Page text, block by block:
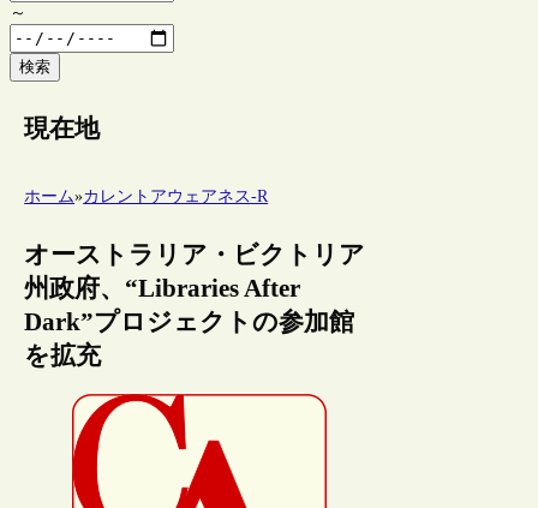
～
検索
現在地
ホーム»カレントアウェアネス-R
オーストラリア・ビクトリア
州政府、“Libraries After
Dark”プロジェクトの参加館
を拡充